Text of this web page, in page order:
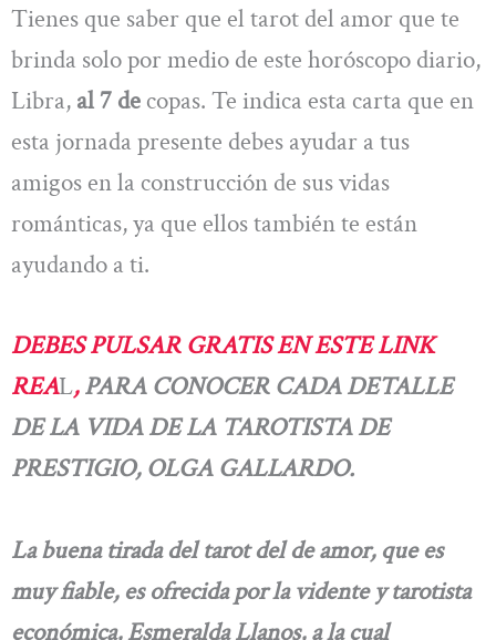
Tienes que saber que el tarot del amor que te
brinda solo por medio de este horóscopo diario,
Libra, al 7 de copas. Te indica esta carta que en
esta jornada presente debes ayudar a tus
amigos en la construcción de sus vidas
románticas, ya que ellos también te están
ayudando a ti.
DEBES PULSAR GRATIS EN ESTE LINK
REAL,PARA CONOCER CADA DETALLE
DE LA VIDA DE LA TAROTISTA DE
PRESTIGIO, OLGA GALLARDO.
La buena tirada del tarot del de amor, que es
muy fiable, es ofrecida por la vidente y tarotista
económica, Esmeralda Llanos, a la cual